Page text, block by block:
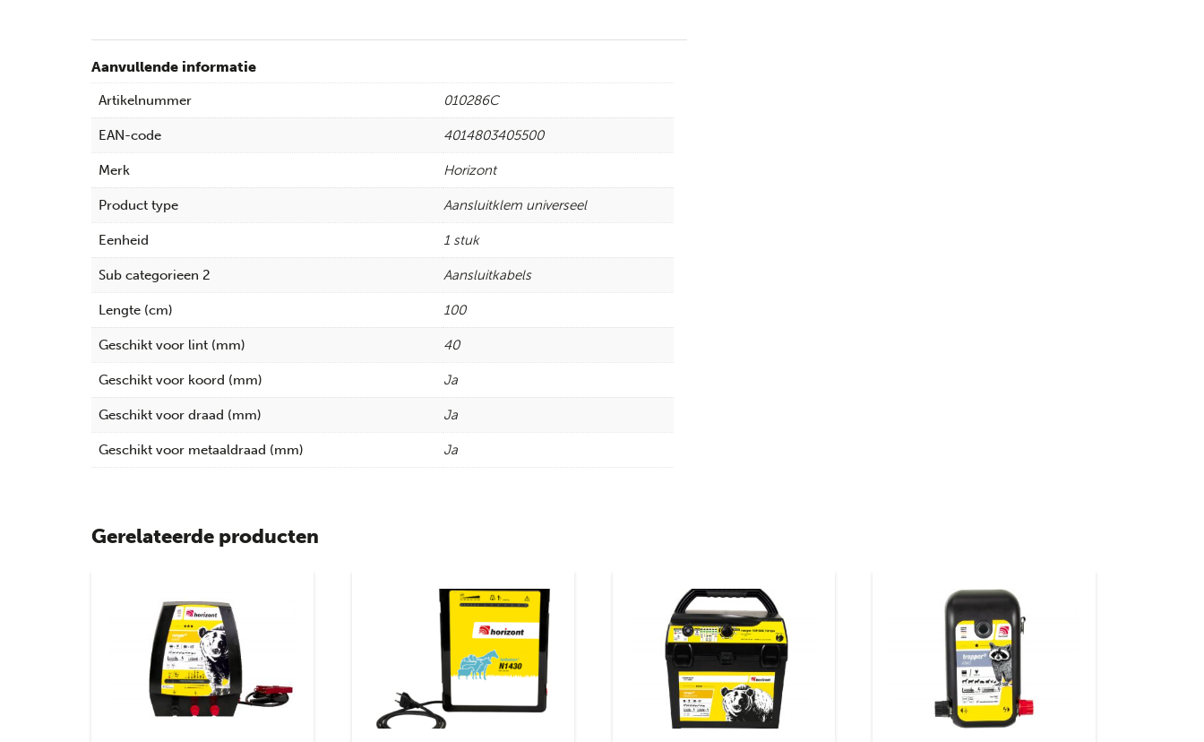
Aanvullende informatie
Artikelnummer 010286C
EAN-code 4014803405500
Merk Horizont
Product type Aansluitklem universeel
Eenheid 1 stuk
Sub categorieen 2 Aansluitkabels
Lengte (cm) 100
Geschikt voor lint (mm) 40
Geschikt voor koord (mm) Ja
Geschikt voor draad (mm) Ja
Geschikt voor metaaldraad (mm) Ja
Gerelateerde producten